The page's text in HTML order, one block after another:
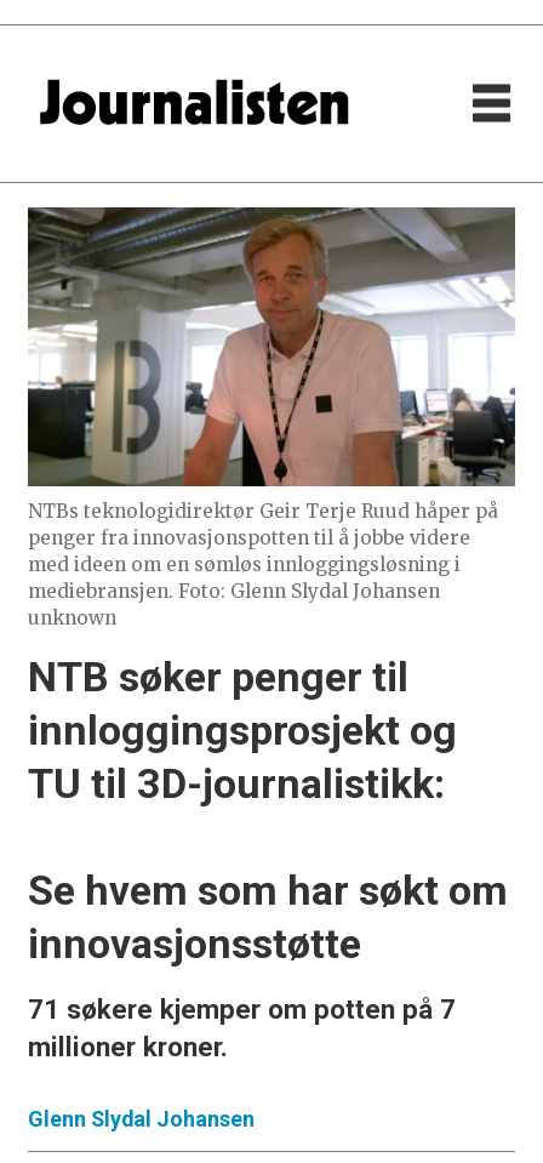
NTBs teknologidirektør Geir Terje Ruud håper på
penger fra innovasjonspotten til å jobbe videre
med ideen om en sømløs innloggingsløsning i
mediebransjen. Foto: Glenn Slydal Johansen
unknown
NTB søker penger til
innloggingsprosjekt og
TU til 3D-journalistikk:
Se hvem som har søkt om
innovasjonsstøtte
71 søkere kjemper om potten på 7
millioner kroner.
Glenn Slydal Johansen